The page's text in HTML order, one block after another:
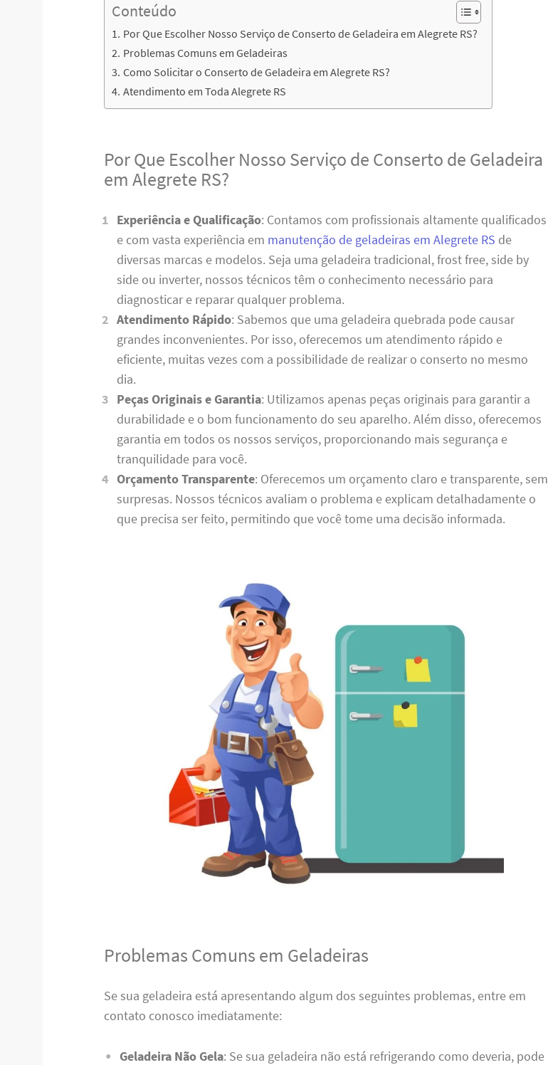
Conteúdo
Por Que Escolher Nosso Serviço de Conserto de Geladeira em Alegrete RS?
Problemas Comuns em Geladeiras
Como Solicitar o Conserto de Geladeira em Alegrete RS?
Atendimento em Toda Alegrete RS
Por Que Escolher Nosso Serviço de Conserto de Geladeira
em Alegrete RS?
Experiência e Qualificação: Contamos com profissionais altamente qualificados
e com vasta experiência em manutenção de geladeiras em Alegrete RS de
diversas marcas e modelos. Seja uma geladeira tradicional, frost free, side by
side ou inverter, nossos técnicos têm o conhecimento necessário para
diagnosticar e reparar qualquer problema.
Atendimento Rápido: Sabemos que uma geladeira quebrada pode causar
grandes inconvenientes. Por isso, oferecemos um atendimento rápido e
eficiente, muitas vezes com a possibilidade de realizar o conserto no mesmo
dia.
Peças Originais e Garantia: Utilizamos apenas peças originais para garantir a
durabilidade e o bom funcionamento do seu aparelho. Além disso, oferecemos
garantia em todos os nossos serviços, proporcionando mais segurança e
tranquilidade para você.
Orçamento Transparente: Oferecemos um orçamento claro e transparente, sem
surpresas. Nossos técnicos avaliam o problema e explicam detalhadamente o
que precisa ser feito, permitindo que você tome uma decisão informada.
Problemas Comuns em Geladeiras
Se sua geladeira está apresentando algum dos seguintes problemas, entre em
contato conosco imediatamente:
Geladeira Não Gela: Se sua geladeira não está refrigerando como deveria, pode